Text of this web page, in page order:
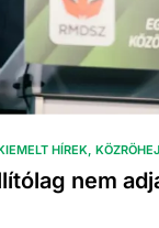
HÍREK KÖZRÖHEJ
nem